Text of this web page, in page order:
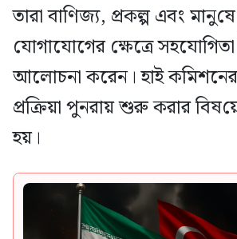
তারা বাণিজ্য, প্রকল্প এবং
যোগাযোগের ক্ষেত্রে
আলোচনা করেন। হাই কমিশনের
প্রক্রিয়া পুনরায় শুরু করার
হয়।